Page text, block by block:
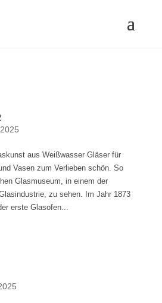
aus Weißwasser Gläser für
Vasen zum Verlieben schön. So
Glasmuseum, in einem der
zu sehen. Im Jahr 1873
erste Glasofen...